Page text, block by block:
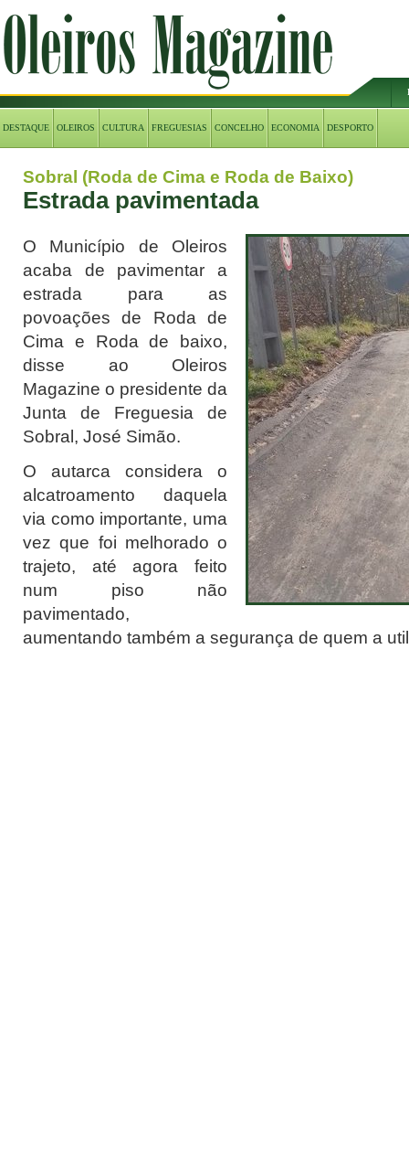
DESTAQUE OLEIROS CULTURA FREGUESIAS CONCELHO ECONOMIA DESPORTO
Sobral (Roda de Cima e Roda de Baixo)
Estrada pavimentada
O Município de Oleiros
acaba de pavimentar a
estrada para as
povoações de Roda de
Cima e Roda de baixo,
disse ao Oleiros
Magazine o presidente da
Junta de Freguesia de
Sobral, José Simão.
O autarca considera o
alcatroamento daquela
via como importante, uma
vez que foi melhorado o
trajeto, até agora feito
num piso não
pavimentado,
aumentando também a segurança de quem a